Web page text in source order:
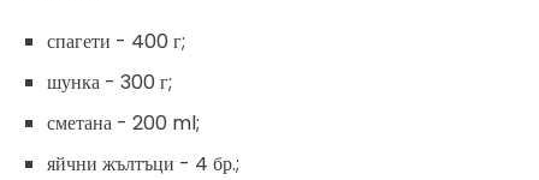
спагети - 400 г;
шунка - 300 г;
сметана - 200 ml;
яйчни жълтъци - 4 бр.;